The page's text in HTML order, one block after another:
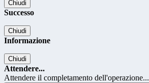
Chiudi
Successo
Chiudi
Informazione
Chiudi
Attendere...
Attendere il completamento dell'operazione...